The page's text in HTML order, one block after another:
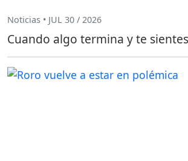
Noticias • JUL 30 / 2026
Cuando algo termina y te